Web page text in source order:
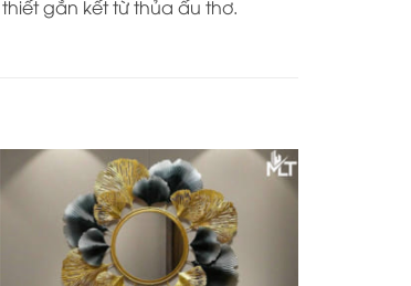
gắn kết từ thủa ấu thơ.